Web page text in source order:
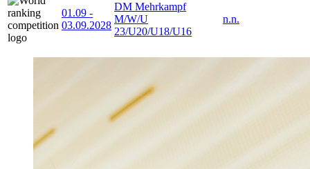
01.09 -
03.09.2028
DM Mehrkampf
M/W/U
23/U20/U18/U16
n.n.